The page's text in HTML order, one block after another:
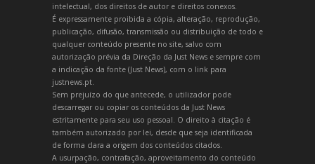
intelectual, dos direitos de autor e direitos conexos.
É expressamente proibida a cópia, alteração, reprodução,
publicação, difusão, transmissão ou distribuição de todo e
qualquer conteúdo presente no site, salvo com
autorização prévia da Direção da Just News e sempre com
a indicação da fonte (Just News), com o link para
justnews.pt.
Sem prejuízo do que antecede, o utilizador pode
descarregar ou copiar os conteúdos da Just News
estritamente para seu uso pessoal. O direito à citação é
também autorizado por lei, desde que seja identificada
de forma clara a origem dos conteúdos citados.
A usurpação, contrafação, aproveitamento do conteúdo